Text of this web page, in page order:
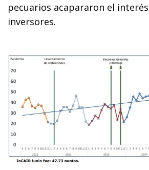
pecuarios acapararon el
inversores.